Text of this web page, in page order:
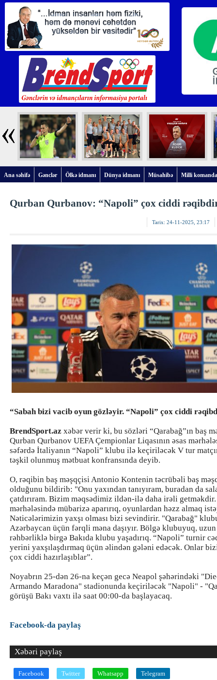
Ana səhifə Gənclər Ölkə idmanı Dünya idmanı Müsahibə Milli
Qurban Qurbanov: “Napoli” çox ciddi
Tarix: 24-11-2025, 23:17
“Sabah bizi vacib oyun gözləyir. “Napoli” çox ciddi
BrendSport.az xəbər verir ki, bu sözləri “Qarabağ”ın baş
Qurban Qurbanov UEFA Çempionlar Liqasının əsas
səfərdə İtaliyanın “Napoli” klubu ilə keçiriləcək V tur
təşkil olunmuş mətbuat konfransında deyib.
O, rəqibin baş məşqçisi Antonio Kontenin təcrübəli baş
olduğunu bildirib: "Onu yaxından tanıyıram, buradan da
çatdırıram. Bizim məqsədimiz ildən-ilə daha irəli
mərhələsində mübarizə aparırıq, oyunlardan həzz almaq
Nəticələrimizin yaxşı olması bizi sevindirir. "Qarabağ"
Azərbaycan üçün fərqli məna daşıyır. Bölgə klubuyuq,
rəhbərliklə birgə Bakıda klubu yaşadırıq. “Napoli” turnir
yerini yaxşılaşdırmaq üçün əlindən gələni edəcək. Onlar
çox ciddi hazırlaşıblar”.
Noyabrın 25-dən 26-na keçən gecə Neapol şəhərindəki
Armando Maradona" stadionunda keçiriləcək "Napoli" -
görüşü Bakı vaxtı ilə saat 00:00-da başlayacaq.
Facebook-da paylaş
Xəbəri paylaş
Facebook Twitter Whatsapp Telegram